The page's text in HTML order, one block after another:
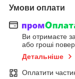
Умови оплати
Ви отримаєте
або гроші
Детальніше
Оплатити